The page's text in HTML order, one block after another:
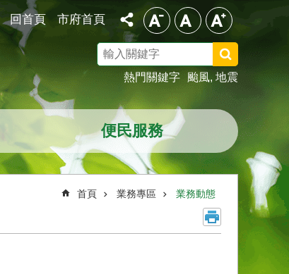
回首頁 市府首頁
尋
熱門關鍵字
颱風 地震
便民服務
首頁 業務專區 業務動態